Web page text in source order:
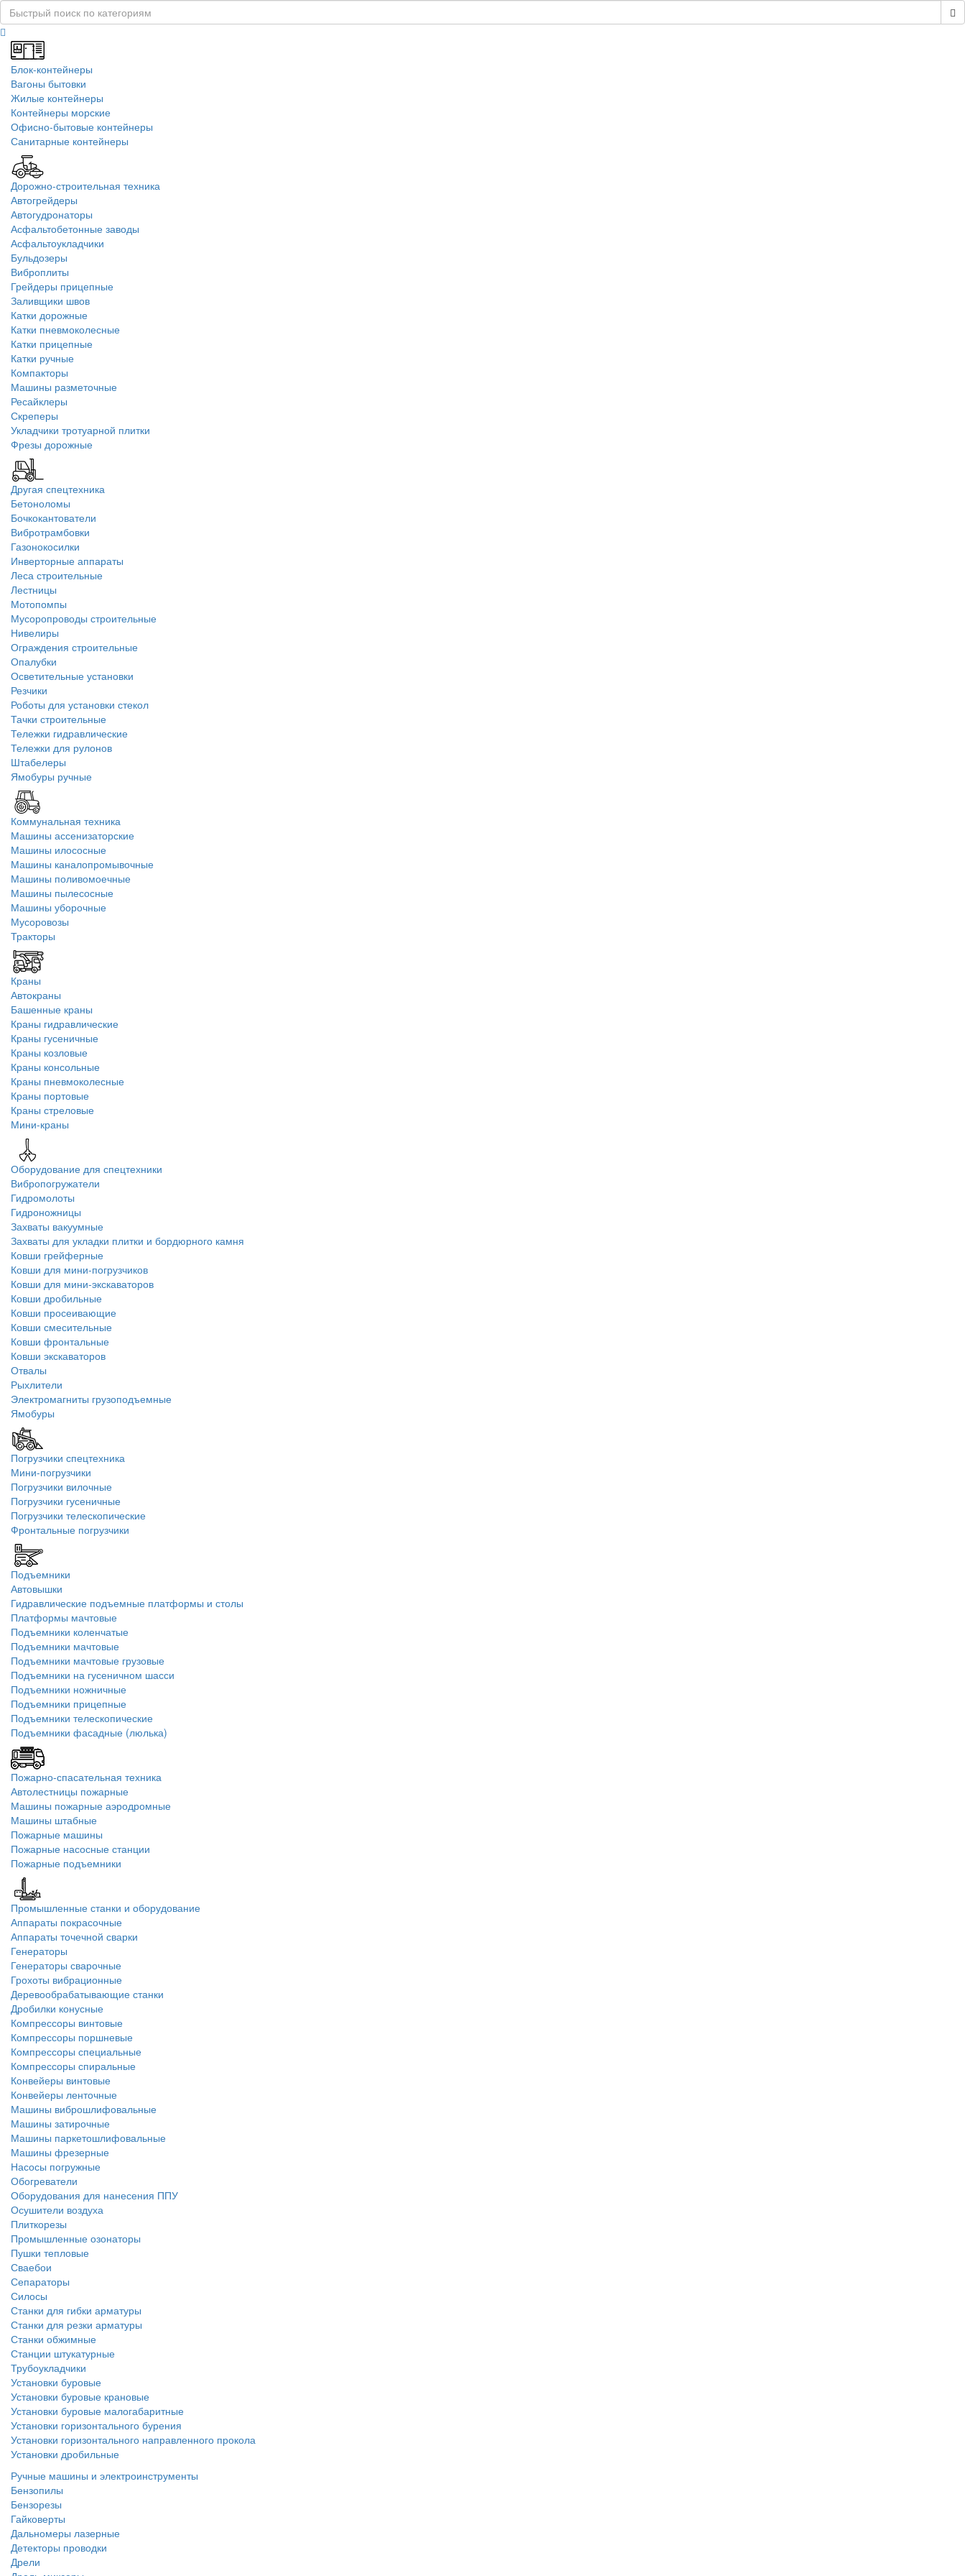
Блок-контейнеры
Вагоны бытовки
Жилые контейнеры
Контейнеры морские
Офисно-бытовые контейнеры
Санитарные контейнеры
Дорожно-строительная техника
Автогрейдеры
Автогудронаторы
Асфальтобетонные заводы
Асфальтоукладчики
Бульдозеры
Виброплиты
Грейдеры прицепные
Заливщики швов
Катки дорожные
Катки пневмоколесные
Катки прицепные
Катки ручные
Компакторы
Машины разметочные
Ресайклеры
Скреперы
Укладчики тротуарной плитки
Фрезы дорожные
Другая спецтехника
Бетоноломы
Бочкокантователи
Вибротрамбовки
Газонокосилки
Инверторные аппараты
Леса строительные
Лестницы
Мотопомпы
Мусоропроводы строительные
Нивелиры
Ограждения строительные
Опалубки
Осветительные установки
Резчики
Роботы для установки стекол
Тачки строительные
Тележки гидравлические
Тележки для рулонов
Штабелеры
Ямобуры ручные
Коммунальная техника
Машины ассенизаторские
Машины илососные
Машины каналопромывочные
Машины поливомоечные
Машины пылесосные
Машины уборочные
Мусоровозы
Тракторы
Краны
Автокраны
Башенные краны
Краны гидравлические
Краны гусеничные
Краны козловые
Краны консольные
Краны пневмоколесные
Краны портовые
Краны стреловые
Мини-краны
Оборудование для спецтехники
Вибропогружатели
Гидромолоты
Гидроножницы
Захваты вакуумные
Захваты для укладки плитки и бордюрного камня
Ковши грейферные
Ковши для мини-погрузчиков
Ковши для мини-экскаваторов
Ковши дробильные
Ковши просеивающие
Ковши смесительные
Ковши фронтальные
Ковши экскаваторов
Отвалы
Рыхлители
Электромагниты грузоподъемные
Ямобуры
Погрузчики спецтехника
Мини-погрузчики
Погрузчики вилочные
Погрузчики гусеничные
Погрузчики телескопические
Фронтальные погрузчики
Подъемники
Автовышки
Гидравлические подъемные платформы и столы
Платформы мачтовые
Подъемники коленчатые
Подъемники мачтовые
Подъемники мачтовые грузовые
Подъемники на гусеничном шасси
Подъемники ножничные
Подъемники прицепные
Подъемники телескопические
Подъемники фасадные (люлька)
Пожарно-спасательная техника
Автолестницы пожарные
Машины пожарные аэродромные
Машины штабные
Пожарные машины
Пожарные насосные станции
Пожарные подъемники
Промышленные станки и оборудование
Аппараты покрасочные
Аппараты точечной сварки
Генераторы
Генераторы сварочные
Грохоты вибрационные
Деревообрабатывающие станки
Дробилки конусные
Компрессоры винтовые
Компрессоры поршневые
Компрессоры специальные
Компрессоры спиральные
Конвейеры винтовые
Конвейеры ленточные
Машины виброшлифовальные
Машины затирочные
Машины паркетошлифовальные
Машины фрезерные
Насосы погружные
Обогреватели
Оборудования для нанесения ППУ
Осушители воздуха
Плиткорезы
Промышленные озонаторы
Пушки тепловые
Сваебои
Сепараторы
Силосы
Станки для гибки арматуры
Станки для резки арматуры
Станки обжимные
Станции штукатурные
Трубоукладчики
Установки буровые
Установки буровые крановые
Установки буровые малогабаритные
Установки горизонтального бурения
Установки горизонтального направленного прокола
Установки дробильные
Ручные машины и электроинструменты
Бензопилы
Бензорезы
Гайковерты
Дальномеры лазерные
Детекторы проводки
Дрели